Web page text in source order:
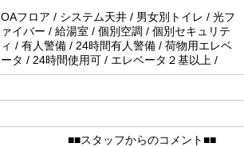
OAフロア / システム天井 / 男女別トイレ / 光フ
ァイバー / 給湯室 / 個別空調 / 個別セキュリテ
ィ / 有人警備 / 24時間有人警備 / 荷物用エレベ
ータ / 24時間使用可 / エレベータ２基以上 /
■■スタッフからのコメント■■